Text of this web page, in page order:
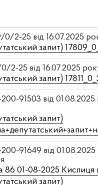
0/2-25 від 16.07.2025
запит)
0/2-25 від 16.07.2025
запит)
91503 від
запит)
91649 від
86 01-08-2025 Кислиця
запит)